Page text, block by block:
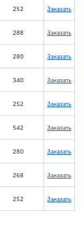
252 Заказать
288 Заказать
280 Заказать
340 Заказать
252 Заказать
542 Заказать
280 Заказать
268 Заказать
252 Заказать